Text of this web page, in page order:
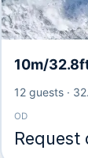
10m/
12 guests·
OD
Request